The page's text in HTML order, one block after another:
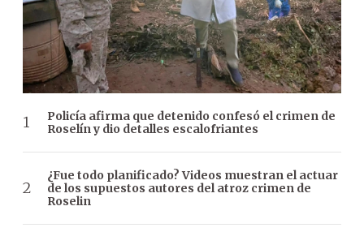
Policía afirma que detenido confesó el crimen de
Roselín y dio detalles escalofriantes
¿Fue todo planificado? Videos muestran el actuar
de los supuestos autores del atroz crimen de
Roselin